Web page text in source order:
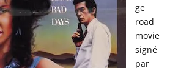
ge
road
movie
signé
par